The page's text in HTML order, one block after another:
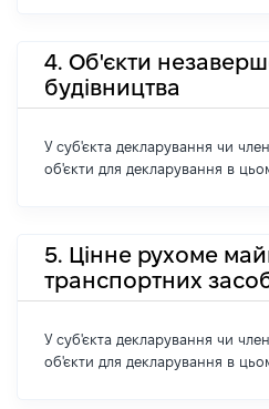
4. Об'єкти
будівництва
У суб'єкта декларування чи
об'єкти для декларування в
5. Цінне рухоме
транспортних
У суб'єкта декларування чи
об'єкти для декларування в